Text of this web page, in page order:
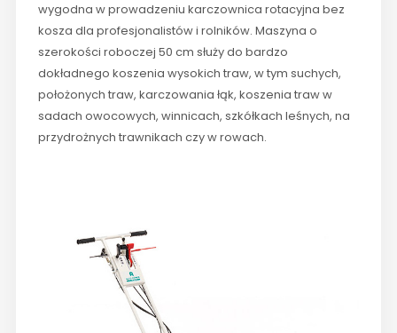
wygodna w prowadzeniu karczownica rotacyjna bez
kosza dla profesjonalistów i rolników. Maszyna o
szerokości roboczej 50 cm służy do bardzo
dokładnego koszenia wysokich traw, w tym suchych,
położonych traw, karczowania łąk, koszenia traw w
sadach owocowych, winnicach, szkółkach leśnych, na
przydrożnych trawnikach czy w rowach.